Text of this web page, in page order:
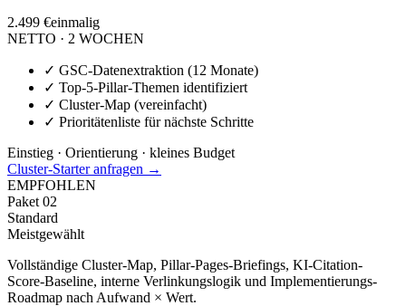
2.499 €einmalig
NETTO · 2 WOCHEN
✓ GSC-Datenextraktion (12 Monate)
✓ Top-5-Pillar-Themen identifiziert
✓ Cluster-Map (vereinfacht)
✓ Prioritätenliste für nächste Schritte
Einstieg · Orientierung · kleines Budget
Cluster-Starter anfragen →
EMPFOHLEN
Paket 02
Standard
Meistgewählt
Vollständige Cluster-Map, Pillar-Pages-Briefings, KI-Citation-
Score-Baseline, interne Verlinkungslogik und Implementierungs-
Roadmap nach Aufwand × Wert.